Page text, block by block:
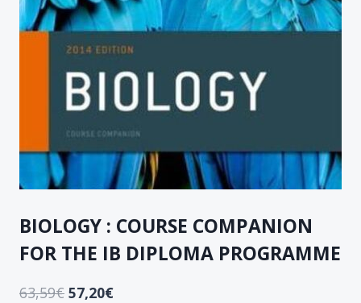
BIOLOGY : COURSE COMPANION
FOR THE IB DIPLOMA PROGRAMME
63,59€ 57,20€